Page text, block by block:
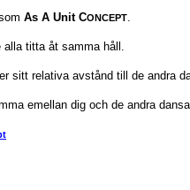
As A Unit CONCEPT
titta åt samma håll.
sitt relativa avstånd till de andra
emellan dig och de andra